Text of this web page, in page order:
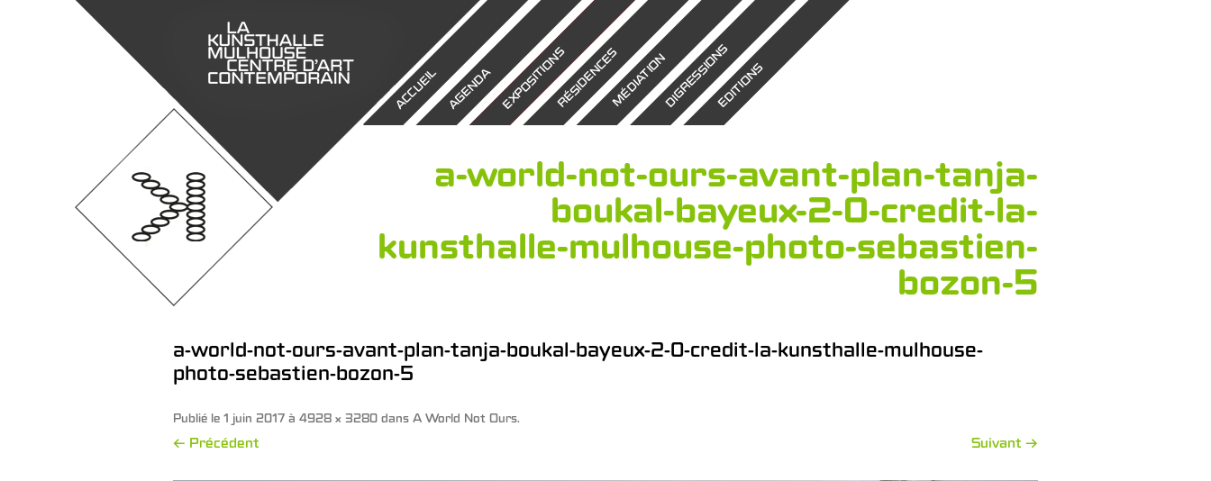
ACCUEILAGENDAEXPOSITIONSRÉSIDENCESMÉDIATIONDIGRESSIONSEDITIONS
a-world-not-ours-avant-plan-tanja-
boukal-bayeux-2-0-credit-la-
kunsthalle-mulhouse-photo-sebastien-
bozon-5
a-world-not-ours-avant-plan-tanja-boukal-bayeux-2-0-credit-la-kunsthalle-mulhouse-
photo-sebastien-bozon-5
Publié le 1 juin 2017 à 4928 × 3280 dans A World Not Ours.
← Précédent Suivant →